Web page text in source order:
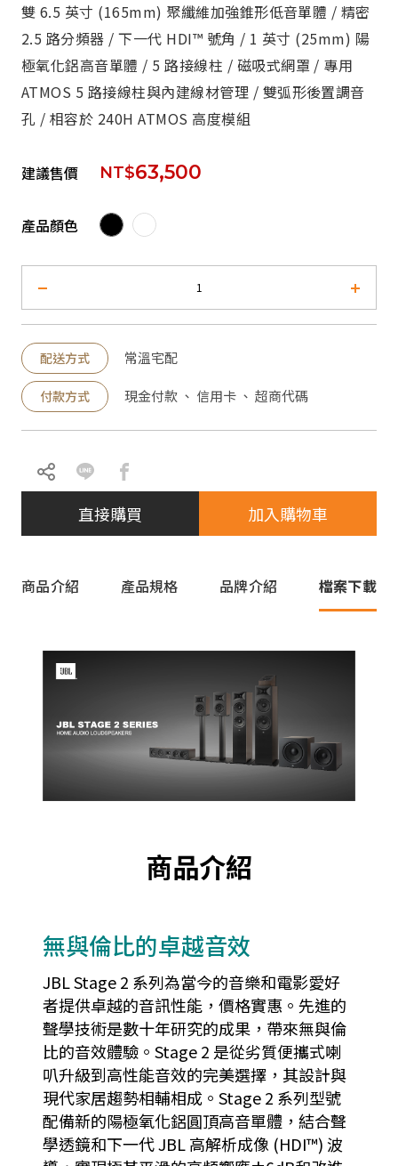
雙 6.5 英寸 (165mm) 聚纖維加強錐形低音單體 / 精密
2.5 路分頻器 / 下一代 HDI™ 號角 / 1 英寸 (25mm) 陽
極氧化鋁高音單體 / 5 路接線柱 / 磁吸式網罩 / 專用
ATMOS 5 路接線柱與內建線材管理 / 雙弧形後置調音
孔 / 相容於 240H ATMOS 高度模組
建議售價 NT$63,500
產品顏色
配送方式 常溫宅配
付款方式 現金付款 、 信用卡 、 超商代碼
直接購買 加入購物車
商品介紹 產品規格 品牌介紹 檔案下載
商品介紹
無與倫比的卓越音效
JBL Stage 2 系列為當今的音樂和電影愛好
者提供卓越的音訊性能，價格實惠。先進的
聲學技術是數十年研究的成果，帶來無與倫
比的音效體驗。Stage 2 是從劣質便攜式喇
叭升級到高性能音效的完美選擇，其設計與
現代家居趨勢相輔相成。Stage 2 系列型號
配備新的陽極氧化鋁圓頂高音單體，結合聲
學透鏡和下一代 JBL 高解析成像 (HDI™) 波